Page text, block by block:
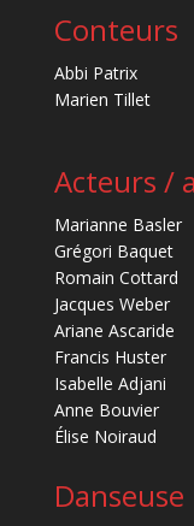
Conteurs
Abbi Patrix
Marien Tillet
Acteurs /
Marianne Basler
Grégori Baquet
Romain Cottard
Jacques Weber
Ariane Ascaride
Francis Huster
Isabelle Adjani
Anne Bouvier
Élise Noiraud
Danseuse